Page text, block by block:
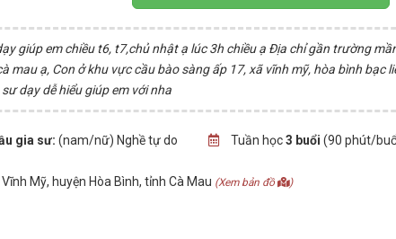
giúp em chiều t6, t7,chủ nhật ạ lúc 3h chiều ạ Địa chỉ gần trường
mau ạ, Con ở khu vực cầu bào sàng ấp 17, xã vĩnh mỹ, hòa bình bạc
dạy dễ hiểu giúp em với nha
gia sư: (nam/nữ) Nghề tự do Tuần học3 buổi (90 phút/
Mỹ, huyện Hòa Bình, tỉnh Cà Mau (Xem bản đồ )